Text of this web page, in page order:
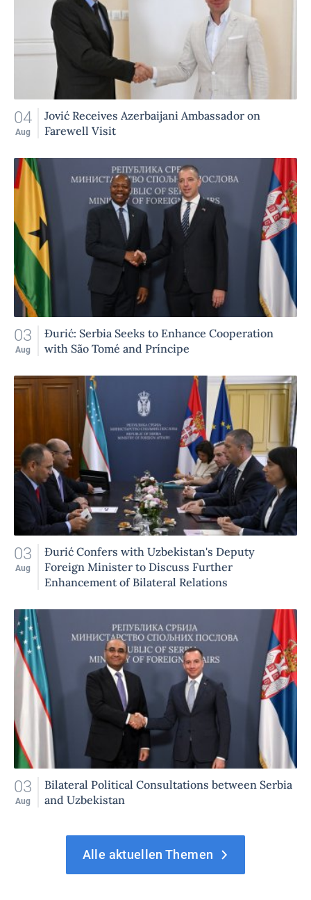
04
Aug
Jović Receives Azerbaijani Ambassador on
Farewell Visit
03
Aug
Đurić: Serbia Seeks to Enhance Cooperation
with São Tomé and Príncipe
03
Aug
Đurić Confers with Uzbekistan's Deputy
Foreign Minister to Discuss Further
Enhancement of Bilateral Relations
03
Aug
Bilateral Political Consultations between Serbia
and Uzbekistan
Alle aktuellen Themen